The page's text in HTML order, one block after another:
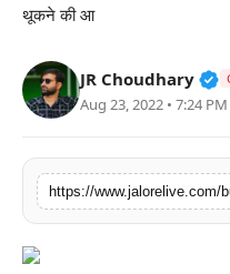
विशेष
थूकने की आ
JR Choudhary
Aug 23, 2022 • 7:24 PM